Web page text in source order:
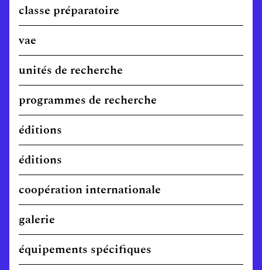
classe préparatoire
vae
unités de recherche
programmes de recherche
éditions
éditions
coopération internationale
galerie
équipements spécifiques